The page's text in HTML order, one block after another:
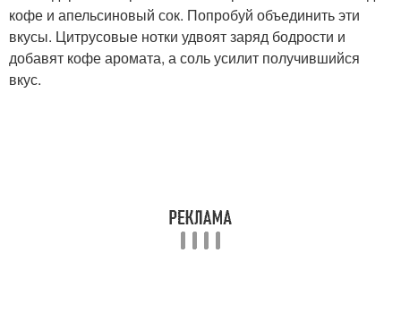
кофе и апельсиновый сок. Попробуй объединить эти
вкусы. Цитрусовые нотки удвоят заряд бодрости и
добавят кофе аромата, а соль усилит получившийся
вкус.